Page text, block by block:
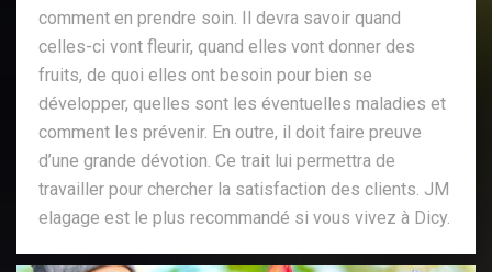
comment en prendre soin. Il devra savoir quand
celles-ci vont fleurir, quand elles vont donner des
fruits, de quoi elles ont besoin pour bien se
développer, quelles sont les éventuelles maladies et
comment les prévenir. En outre, il doit faire preuve
d’une grande dévotion. Ce trait lui permettra de
travailler pour chercher la satisfaction des clients. JM
elagage est le plus recommandé si vous vivez à Dicy.